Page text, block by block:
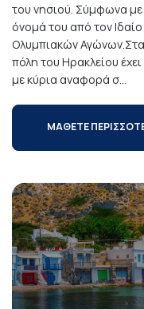
του νησιού. Σύμφωνα με
όνομά του από τον
Ολυμπιακών
πόλη του Ηρακλείου
με κύρια αναφορά σ...
ΜΑΘΕΤΕ